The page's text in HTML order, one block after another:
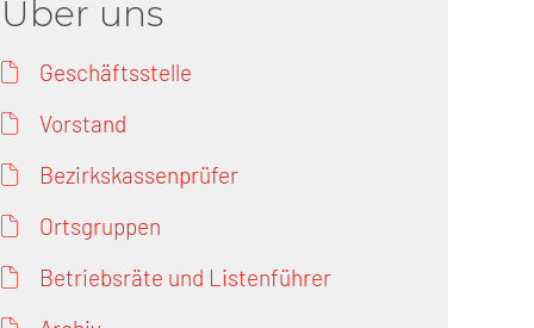
Über uns
Geschäftsstelle
Vorstand
Bezirkskassenprüfer
Ortsgruppen
Betriebsräte und Listenführer